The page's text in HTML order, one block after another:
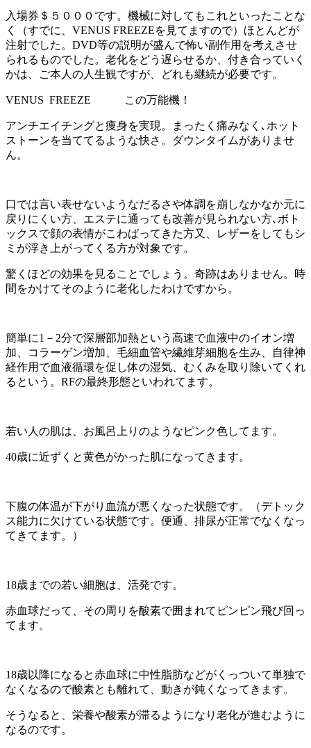
入場券＄５０００です。機械に対してもこれといったことな
く（すでに、VENUS FREEZEを見てますので）ほとんどが
注射でした。DVD等の説明が盛んで怖い副作用を考えさせ
られるものでした。老化をどう遅らせるか、付き合っていく
かは、ご本人の人生観ですが、どれも継続が必要です。
VENUS FREEZE この万能機！
アンチエイチングと痩身を実現。まったく痛みなく､ホット
ストーンを当ててるような快さ。ダウンタイムがありませ
ん。
口では言い表せないようなだるさや体調を崩しなかなか元に
戻りにくい方、エステに通っても改善が見られない方､ボト
ックスで顔の表情がこわばってきた方又、レザーをしてもシ
ミが浮き上がってくる方が対象です。
驚くほどの効果を見ることでしょう。奇跡はありません。時
間をかけてそのように老化したわけですから。
簡単に1－2分で深層部加熱という高速で血液中のイオン増
加、コラーゲン増加、毛細血管や繊維芽細胞を生み、自律神
経作用で血液循環を促し体の湿気、むくみを取り除いてくれ
るという。RFの最終形態といわれてます。
若い人の肌は、お風呂上りのようなピンク色してます。
40歳に近ずくと黄色がかった肌になってきます。
下腹の体温が下がり血流が悪くなった状態です。（デトック
ス能力に欠けている状態です。便通、排尿が正常でなくなっ
てきてます。）
18歳までの若い細胞は、活発です。
赤血球だって、その周りを酸素で囲まれてピンピン飛び回っ
てます。
18歳以降になると赤血球に中性脂肪などがくっついて単独で
なくなるので酸素とも離れて、動きが鈍くなってきます。
そうなると、栄養や酸素が滞るようになり老化が進むように
なるのです。